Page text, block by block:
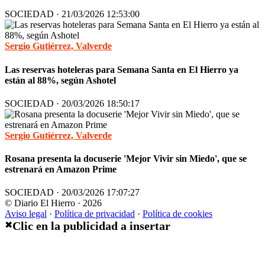
SOCIEDAD · 21/03/2026 12:53:00
Sergio Gutiérrez, Valverde
Las reservas hoteleras para Semana Santa en El Hierro ya
están al 88%, según Ashotel
SOCIEDAD · 20/03/2026 18:50:17
Sergio Gutiérrez, Valverde
Rosana presenta la docuserie 'Mejor Vivir sin Miedo', que se
estrenará en Amazon Prime
SOCIEDAD · 20/03/2026 17:07:27
© Diario El Hierro · 2026
Aviso legal · Política de privacidad · Política de cookies
✖Clic en la publicidad a insertar